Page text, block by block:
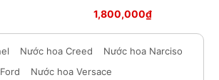
Parfum
Limited
hạng5
1,800,000₫
Nước hoa Creed
Nước hoa Narciso
Nước hoa Versace